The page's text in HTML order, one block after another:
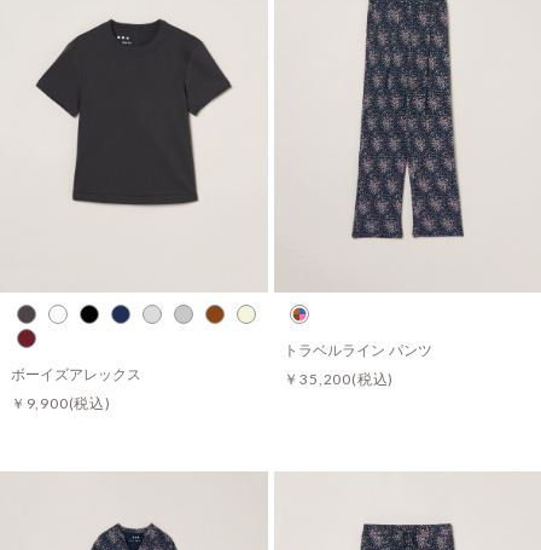
ボーイズアレックス
￥9,900(税込)
トラベルライン パンツ
￥35,200(税込)